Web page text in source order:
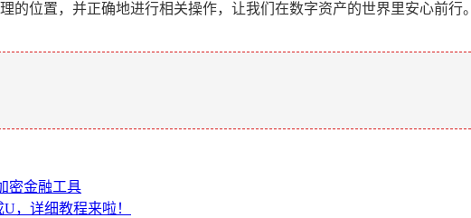
的位置，并正确地进行相关操作，让我们在数字资产的世界里安心前行。
密金融工具
，详细教程来啦！